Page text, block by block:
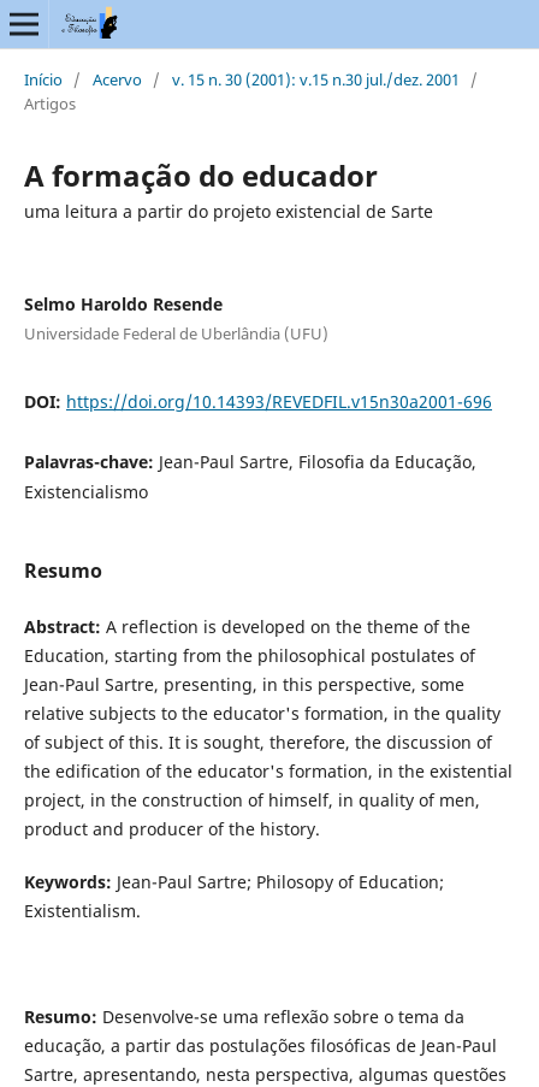
Início / Acervo / v. 15 n. 30 (2001): v.15 n.30 jul./dez. 2001
/
Artigos
A formação do educador
uma leitura a partir do projeto existencial de Sarte
Selmo Haroldo Resende
Universidade Federal de Uberlândia (UFU)
DOI: https://doi.org/10.14393/REVEDFIL.v15n30a2001-696
Palavras-chave: Jean-Paul Sartre, Filosofia da Educação,
Existencialismo
Resumo
Abstract: A reflection is developed on the theme of the
Education, starting from the philosophical postulates of
Jean-Paul Sartre, presenting, in this perspective, some
relative subjects to the educator's formation, in the quality
of subject of this. It is sought, therefore, the discussion of
the edification of the educator's formation, in the existential
project, in the construction of himself, in quality of men,
product and producer of the history.
Keywords: Jean-Paul Sartre; Philosopy of Education;
Existentialism.
Resumo: Desenvolve-se uma reflexão sobre o tema da
educação, a partir das postulações filosóficas de Jean-Paul
Sartre, apresentando, nesta perspectiva, algumas questões